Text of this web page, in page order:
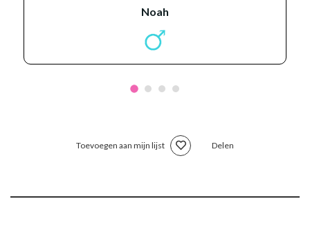
noah
Toevoegen aan mijn lijst Delen